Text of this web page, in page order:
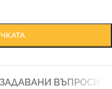
ВЪПРОСИ